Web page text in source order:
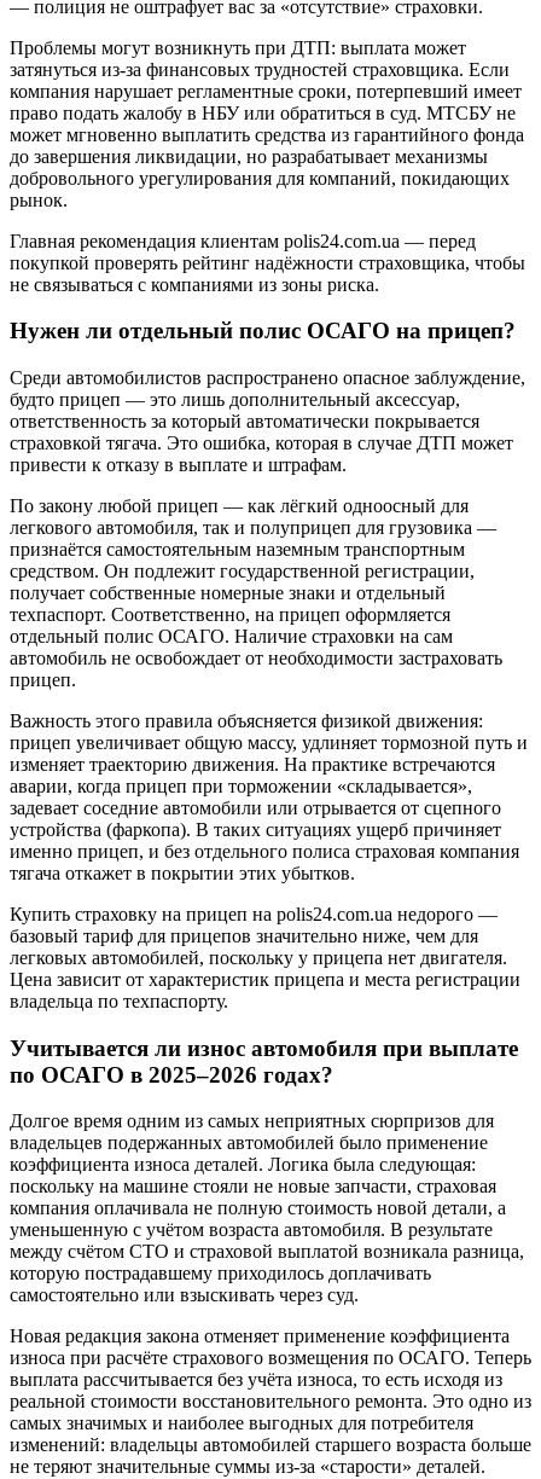
— полиция не оштрафует вас за «отсутствие» страховки.
Проблемы могут возникнуть при ДТП: выплата может
затянуться из-за финансовых трудностей страховщика. Если
компания нарушает регламентные сроки, потерпевший имеет
право подать жалобу в НБУ или обратиться в суд. МТСБУ не
может мгновенно выплатить средства из гарантийного фонда
до завершения ликвидации, но разрабатывает механизмы
добровольного урегулирования для компаний, покидающих
рынок.
Главная рекомендация клиентам polis24.com.ua — перед
покупкой проверять рейтинг надёжности страховщика, чтобы
не связываться с компаниями из зоны риска.
Нужен ли отдельный полис ОСАГО на прицеп?
Среди автомобилистов распространено опасное заблуждение,
будто прицеп — это лишь дополнительный аксессуар,
ответственность за который автоматически покрывается
страховкой тягача. Это ошибка, которая в случае ДТП может
привести к отказу в выплате и штрафам.
По закону любой прицеп — как лёгкий одноосный для
легкового автомобиля, так и полуприцеп для грузовика —
признаётся самостоятельным наземным транспортным
средством. Он подлежит государственной регистрации,
получает собственные номерные знаки и отдельный
техпаспорт. Соответственно, на прицеп оформляется
отдельный полис ОСАГО. Наличие страховки на сам
автомобиль не освобождает от необходимости застраховать
прицеп.
Важность этого правила объясняется физикой движения:
прицеп увеличивает общую массу, удлиняет тормозной путь и
изменяет траекторию движения. На практике встречаются
аварии, когда прицеп при торможении «складывается»,
задевает соседние автомобили или отрывается от сцепного
устройства (фаркопа). В таких ситуациях ущерб причиняет
именно прицеп, и без отдельного полиса страховая компания
тягача откажет в покрытии этих убытков.
Купить страховку на прицеп на polis24.com.ua недорого —
базовый тариф для прицепов значительно ниже, чем для
легковых автомобилей, поскольку у прицепа нет двигателя.
Цена зависит от характеристик прицепа и места регистрации
владельца по техпаспорту.
Учитывается ли износ автомобиля при выплате
по ОСАГО в 2025–2026 годах?
Долгое время одним из самых неприятных сюрпризов для
владельцев подержанных автомобилей было применение
коэффициента износа деталей. Логика была следующая:
поскольку на машине стояли не новые запчасти, страховая
компания оплачивала не полную стоимость новой детали, а
уменьшенную с учётом возраста автомобиля. В результате
между счётом СТО и страховой выплатой возникала разница,
которую пострадавшему приходилось доплачивать
самостоятельно или взыскивать через суд.
Новая редакция закона отменяет применение коэффициента
износа при расчёте страхового возмещения по ОСАГО. Теперь
выплата рассчитывается без учёта износа, то есть исходя из
реальной стоимости восстановительного ремонта. Это одно из
самых значимых и наиболее выгодных для потребителя
изменений: владельцы автомобилей старшего возраста больше
не теряют значительные суммы из-за «старости» деталей.